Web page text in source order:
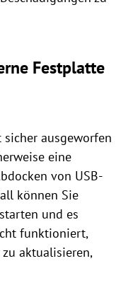
Festplatte
ausgeworfen
eine
von USB-
können Sie
und es
funktioniert,
aktualisieren,